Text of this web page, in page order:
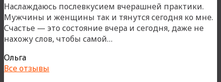
Наслаждаюсь послевкусием вчерашней практики.
Мужчины и женщины так и тянутся сегодня ко мне.
Счастье — это состояние вчера и сегодня, даже не
нахожу слов, чтобы самой…
Ольга
Все отзывы